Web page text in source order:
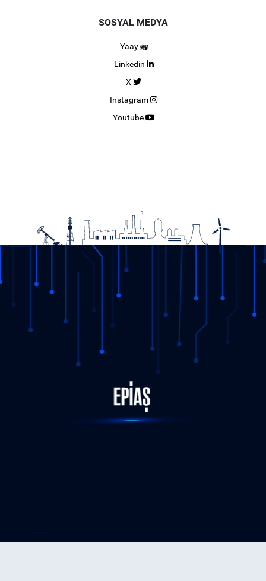
SOSYAL MEDYA
Yaay
Linkedin
X
Instagram
Youtube